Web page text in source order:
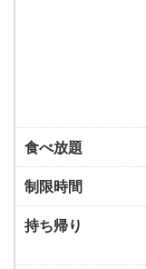
食べ放題
制限時間
持ち帰り